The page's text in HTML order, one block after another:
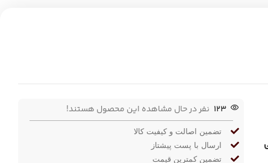
123 نفر در حال مشاهده این محصول هستند!
تضمین اصالت و کیفیت کالا
ارسال با پست پیشتاز
تضمین کمترین قیمت